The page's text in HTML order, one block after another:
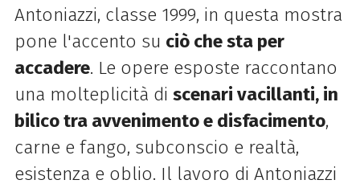
Antoniazzi, classe 1999, in questa mostra
pone l'accento su ciò che sta per
accadere. Le opere esposte raccontano
una molteplicità di scenari vacillanti, in
bilico tra avvenimento e disfacimento,
carne e fango, subconscio e realtà,
esistenza e oblio. Il lavoro di Antoniazzi